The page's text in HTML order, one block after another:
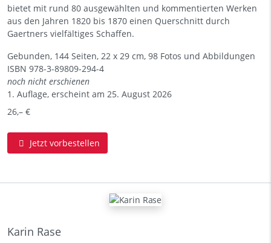
bietet mit rund 80 ausgewählten und kommentierten Werken
aus den Jahren 1820 bis 1870 einen Querschnitt durch
Gaertners vielfältiges Schaffen.
Gebunden, 144 Seiten, 22 x 29 cm, 98 Fotos und Abbildungen
ISBN 978-3-89809-294-4
noch nicht erschienen
1. Auflage, erscheint am 25. August 2026
26,– €
Jetzt vorbestellen
Karin Rase